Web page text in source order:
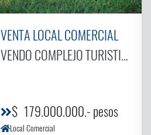
VENTA LOCAL COMERCIAL
VENDO COMPLEJO TURISTICO
$ 179.000.000.- pesos
Local Comercial